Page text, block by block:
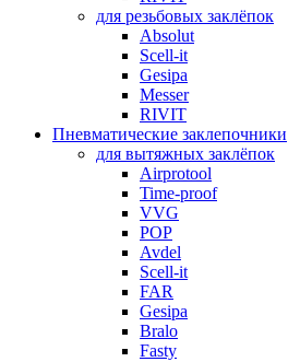
для резьбовых заклёпок
Absolut
Scell-it
Gesipa
Messer
RIVIT
Пневматические заклепочники
для вытяжных заклёпок
Airprotool
Time-proof
VVG
POP
Avdel
Scell-it
FAR
Gesipa
Bralo
Fasty